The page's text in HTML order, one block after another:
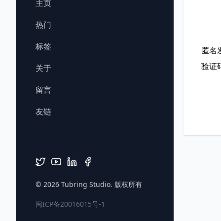
主页
热门
标签
关于
留言
友链
© 2026 Tubring Studio. 版权所有
闽ICP备20016015号-1
匿名
验证